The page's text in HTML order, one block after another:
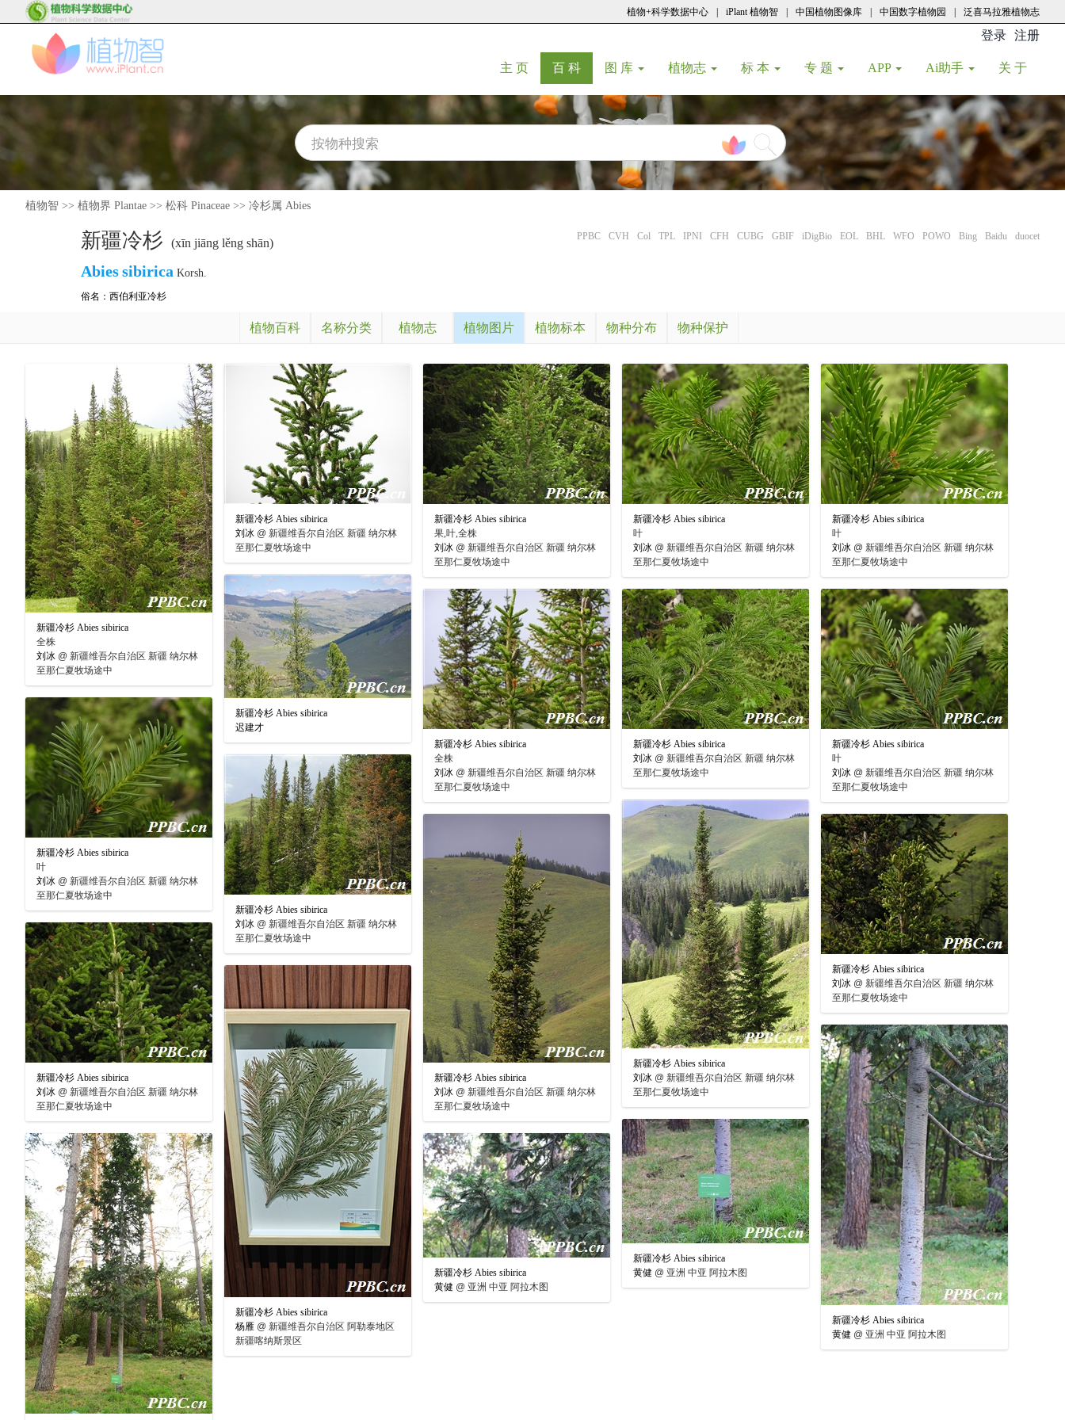
植物+科学数据中心 iPlant 植物智 中国植物图像库 中国数字植物园 泛喜马拉雅植物志
登录 注册
主 页(current)
百 科(current)
图 库 植物志 标 本 专 题 APP Ai助手 关 于
植物智 >> 植物界 Plantae >> 松科 Pinaceae >> 冷杉属 Abies
新疆冷杉 (xīn jiāng lěng shān) PPBC CVH Col TPL IPNI CFH CUBG GBIF iDigBio EOL BHL WFO POWO Bing Baidu duocet
Abiessibirica Korsh.
俗名： 西伯利亚冷杉
植物百科 名称分类 植物志 植物图片 植物标本 物种分布 物种保护
新疆冷杉 Abies sibirica
全株
刘冰 @ 新疆维吾尔自治区 新疆 纳尔林
至那仁夏牧场途中
新疆冷杉 Abies sibirica
刘冰 @ 新疆维吾尔自治区 新疆 纳尔林
至那仁夏牧场途中
新疆冷杉 Abies sibirica
果,叶,全株
刘冰 @ 新疆维吾尔自治区 新疆 纳尔林
至那仁夏牧场途中
新疆冷杉 Abies sibirica
叶
刘冰 @ 新疆维吾尔自治区 新疆 纳尔林
至那仁夏牧场途中
新疆冷杉 Abies sibirica
叶
刘冰 @ 新疆维吾尔自治区 新疆 纳尔林
至那仁夏牧场途中
新疆冷杉 Abies sibirica
迟建才
新疆冷杉 Abies sibirica
全株
刘冰 @ 新疆维吾尔自治区 新疆 纳尔林
至那仁夏牧场途中
新疆冷杉 Abies sibirica
刘冰 @ 新疆维吾尔自治区 新疆 纳尔林
至那仁夏牧场途中
新疆冷杉 Abies sibirica
叶
刘冰 @ 新疆维吾尔自治区 新疆 纳尔林
至那仁夏牧场途中
新疆冷杉 Abies sibirica
叶
刘冰 @ 新疆维吾尔自治区 新疆 纳尔林
至那仁夏牧场途中
新疆冷杉 Abies sibirica
刘冰 @ 新疆维吾尔自治区 新疆 纳尔林
至那仁夏牧场途中
新疆冷杉 Abies sibirica
刘冰 @ 新疆维吾尔自治区 新疆 纳尔林
至那仁夏牧场途中
新疆冷杉 Abies sibirica
刘冰 @ 新疆维吾尔自治区 新疆 纳尔林
至那仁夏牧场途中
新疆冷杉 Abies sibirica
刘冰 @ 新疆维吾尔自治区 新疆 纳尔林
至那仁夏牧场途中
新疆冷杉 Abies sibirica
刘冰 @ 新疆维吾尔自治区 新疆 纳尔林
至那仁夏牧场途中
新疆冷杉 Abies sibirica
杨雁 @ 新疆维吾尔自治区 阿勒泰地区
新疆喀纳斯景区
新疆冷杉 Abies sibirica
黄健 @ 亚洲 中亚 阿拉木图
新疆冷杉 Abies sibirica
黄健 @ 亚洲 中亚 阿拉木图
新疆冷杉 Abies sibirica
黄健 @ 亚洲 中亚 阿拉木图